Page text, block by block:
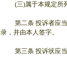
(三)属于本规定所
第二条 投诉者应当
录，并由本人签字。
第三条 投诉状应当